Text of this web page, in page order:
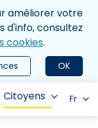
améliorer votre
d'info, consultez
cookies.
OK
Citoyens Fr